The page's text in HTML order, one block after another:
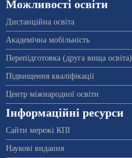
Можливості освіти
Дистанційна освіта
Академічна мобільність
Перепідготовка (друга вища освіта)
Підвищення кваліфікації
Центр міжнародної освіти
Інформаційні ресурси
Сайти мережі КПІ
Наукові видання